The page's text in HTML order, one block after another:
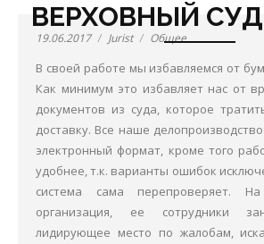
Об алиментах
вопросы
Форум
Девочка Даша СПб
Судебная часть
ВЕРХОВНЫЙ
19.06.2017 Jurist Общее
В своей работе мы избавляемся от
Как минимум это избавляет нас от
документов из суда, которое
доставку. Все наше
электронный формат, кроме того
удобнее, т.к. варианты ошибок
система сама перепроверяет.
организация, ее сотрудники
лидирующее место по жалобам,